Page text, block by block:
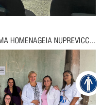
HOMENAGEIA NUPREVICC...